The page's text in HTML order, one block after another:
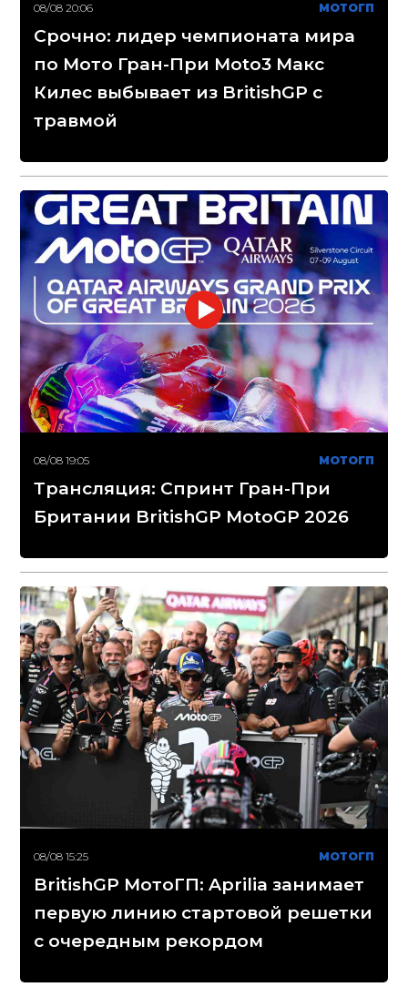
08/08 20:06 МОТОГП
Срочно: лидер чемпионата мира
по Мото Гран-При Moto3 Макс
Килес выбывает из BritishGP с
травмой
08/08 19:05 МОТОГП
Трансляция: Спринт Гран-При
Британии BritishGP MotoGP 2026
08/08 15:25 МОТОГП
BritishGP МотоГП: Aprilia занимает
первую линию стартовой решетки
с очередным рекордом